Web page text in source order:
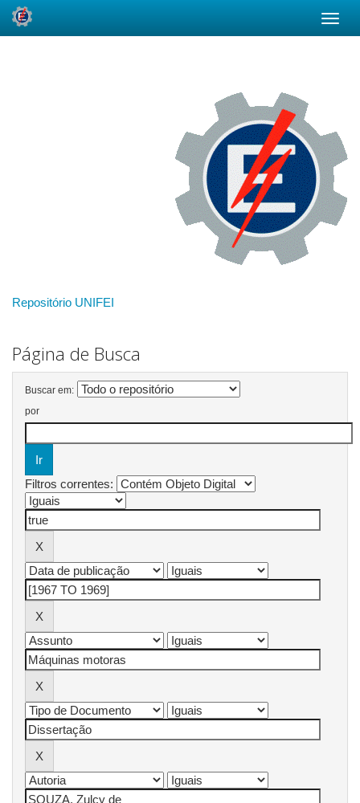
Repositório UNIFEI
Página de Busca
Buscar em:
por
Filtros correntes: